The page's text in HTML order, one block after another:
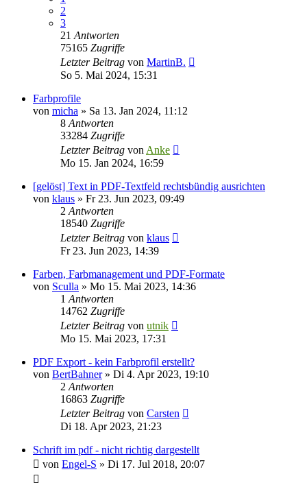
2
3
21 Antworten
75165 Zugriffe
Letzter Beitrag von MartinB.
So 5. Mai 2024, 15:31
Farbprofile
von micha » Sa 13. Jan 2024, 11:12
8 Antworten
33284 Zugriffe
Letzter Beitrag von Anke
Mo 15. Jan 2024, 16:59
[gelöst] Text in PDF-Textfeld rechtsbündig ausrichten
von klaus » Fr 23. Jun 2023, 09:49
2 Antworten
18540 Zugriffe
Letzter Beitrag von klaus
Fr 23. Jun 2023, 14:39
Farben, Farbmanagement und PDF-Formate
von Sculla » Mo 15. Mai 2023, 14:36
1 Antworten
14762 Zugriffe
Letzter Beitrag von utnik
Mo 15. Mai 2023, 17:31
PDF Export - kein Farbprofil erstellt?
von BertBahner» Di 4. Apr 2023, 19:10
2 Antworten
16863 Zugriffe
Letzter Beitrag von Carsten
Di 18. Apr 2023, 21:23
Schrift im pdf - nicht richtig dargestellt
von Engel-S » Di 17. Jul 2018, 20:07